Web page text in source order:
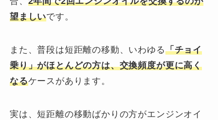
望ましいです。
また、普段は短距離の移動、いわゆる「チョイ
乗り」がほとんどの方は、交換頻度が更に高く
なるケースがあります。
実は、短距離の移動ばかりの方がエンジンオイ